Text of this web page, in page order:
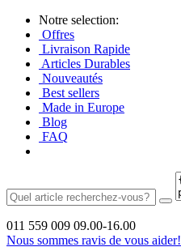
Notre selection:
Offres
Livraison Rapide
Articles Durables
Nouveautés
Best sellers
Made in Europe
Blog
FAQ
011 559 009 09.00-16.00
Nous sommes ravis de vous aider!